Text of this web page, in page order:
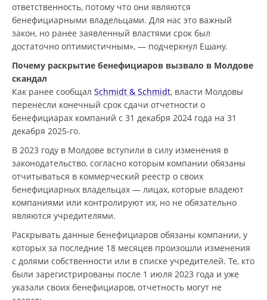
ответственность, потому что они являются
бенефициарными владельцами. Для нас это важный
закон, но ранее заявленный властями срок был
достаточно оптимистичным», — подчеркнул Ешану.
Почему раскрытие бенефициаров вызвало в Молдове
скандал
Как ранее сообщал Schmidt & Schmidt, власти Молдовы
перенесли конечный срок сдачи отчетности о
бенефициарах компаний с 31 декабря 2024 года на 31
декабря 2025-го.
В 2023 году в Молдове вступили в силу изменения в
законодательство, согласно которым компании обязаны
отчитываться в коммерческий реестр о своих
бенефициарных владельцах — лицах, которые владеют
компаниями или контролируют их, но не обязательно
являются учредителями.
Раскрывать данные бенефициаров обязаны компании, у
которых за последние 18 месяцев произошли изменения
с долями собственности или в списке учредителей. Те, кто
были зарегистрированы после 1 июля 2023 года и уже
указали своих бенефициаров, отчетность могут не